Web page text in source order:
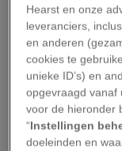
Breng ruim
hele gezin een
voor medisch
zorg je
2.
Hearst en onze
leveranciers,
en anderen
cookies te
unieke ID’s) en
opgevraagd vanaf
voor de hieronder
“Instellingen
doeleinden en